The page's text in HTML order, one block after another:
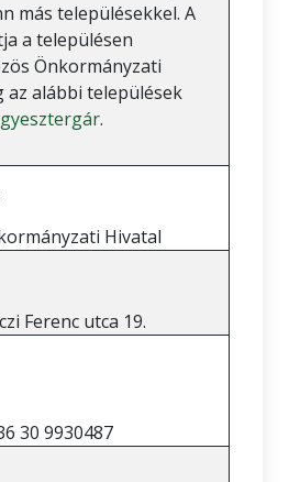
más településekkel. A
a településen
Önkormányzati
az alábbi települések
.
Hivatal
Ferenc utca 19.
30 9930487